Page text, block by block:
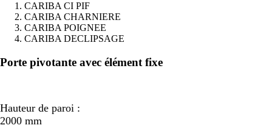
CARIBA CI PIF
CARIBA CHARNIERE
CARIBA POIGNEE
CARIBA DECLIPSAGE
Précédent
Suivant
Porte pivotante avec élément fixe
Hauteur de paroi :
2000 mm